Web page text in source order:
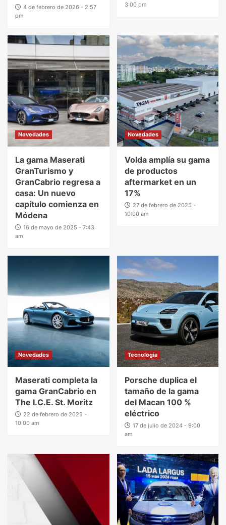
4 de febrero de 2026 - 2:57
pm
3:00 pm
Novedades
La gama Maserati
GranTurismo y
GranCabrio regresa a
casa: Un nuevo
capítulo comienza en
Módena
16 de mayo de 2025 - 7:43
am
Novedades
Volda amplía su gama
de productos
aftermarket en un
17%
27 de febrero de 2025 -
10:00 am
Novedades
Maserati completa la
gama GranCabrio en
The I.C.E. St. Moritz
22 de febrero de 2025 -
10:00 am
Tecnologia
Porsche duplica el
tamaño de la gama
del Macan 100 %
eléctrico
17 de julio de 2024 - 9:00
am